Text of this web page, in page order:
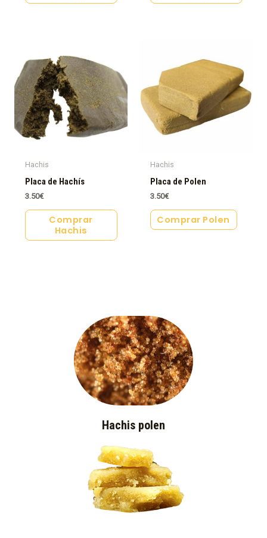
Hachis
Placa de Hachís
3.50€
Comprar
Hachis
Hachis
Placa de Polen
3.50€
Comprar Polen
Hachis polen